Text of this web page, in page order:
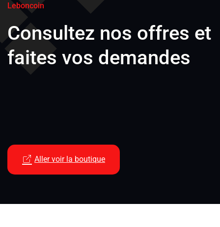
Leboncoin
Consultez nos offres et
faites vos demandes
Aller voir la boutique